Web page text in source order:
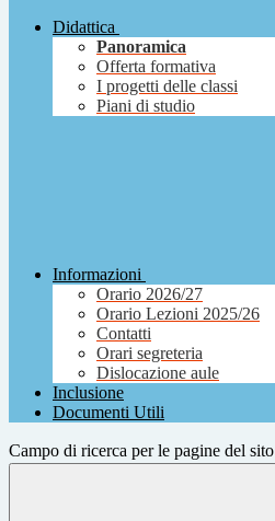
Didattica
Panoramica
Offerta formativa
I progetti delle classi
Piani di studio
Informazioni
Orario 2026/27
Orario Lezioni 2025/26
Contatti
Orari segreteria
Dislocazione aule
Inclusione
Documenti Utili
Campo di ricerca per le pagine del sito